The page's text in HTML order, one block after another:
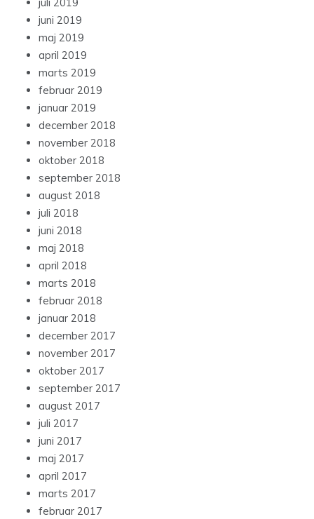
juni 2019
maj 2019
april 2019
marts 2019
februar 2019
januar 2019
december 2018
november 2018
oktober 2018
september 2018
august 2018
juli 2018
juni 2018
maj 2018
april 2018
marts 2018
februar 2018
januar 2018
december 2017
november 2017
oktober 2017
september 2017
august 2017
juli 2017
juni 2017
maj 2017
april 2017
marts 2017
februar 2017